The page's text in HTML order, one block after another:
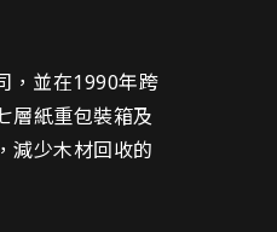
，並在1990年跨
層紙重包裝箱及
減少木材回收的